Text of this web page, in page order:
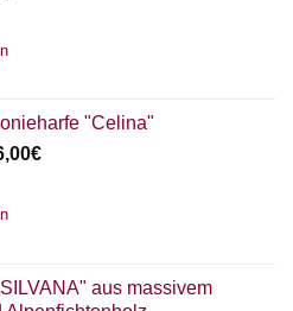
"Celina"
€
aus massivem